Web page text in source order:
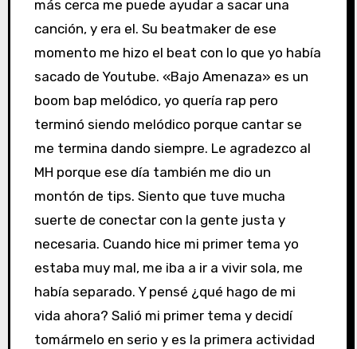
más cerca me puede ayudar a sacar una
canción, y era el. Su beatmaker de ese
momento me hizo el beat con lo que yo había
sacado de Youtube. «Bajo Amenaza» es un
boom bap melódico, yo quería rap pero
terminó siendo melódico porque cantar se
me termina dando siempre. Le agradezco al
MH porque ese día también me dio un
montón de tips. Siento que tuve mucha
suerte de conectar con la gente justa y
necesaria. Cuando hice mi primer tema yo
estaba muy mal, me iba a ir a vivir sola, me
había separado. Y pensé ¿qué hago de mi
vida ahora? Salió mi primer tema y decidí
tomármelo en serio y es la primera actividad